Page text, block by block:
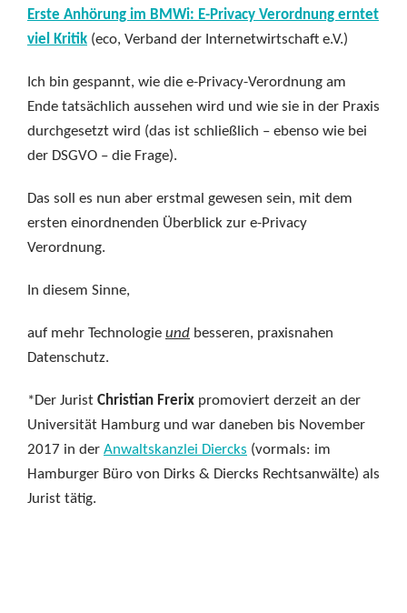
Erste Anhörung im BMWi: E-Privacy Verordnung erntet
viel Kritik (eco, Verband der Internetwirtschaft e.V.)
Ich bin gespannt, wie die e-Privacy-Verordnung am
Ende tatsächlich aussehen wird und wie sie in der Praxis
durchgesetzt wird (das ist schließlich – ebenso wie bei
der DSGVO – die Frage).
Das soll es nun aber erstmal gewesen sein, mit dem
ersten einordnenden Überblick zur e-Privacy
Verordnung.
In diesem Sinne,
auf mehr Technologie und besseren, praxisnahen
Datenschutz.
*Der Jurist Christian Frerix promoviert derzeit an der
Universität Hamburg und war daneben bis November
2017 in der Anwaltskanzlei Diercks (vormals: im
Hamburger Büro von Dirks & Diercks Rechtsanwälte) als
Jurist tätig.